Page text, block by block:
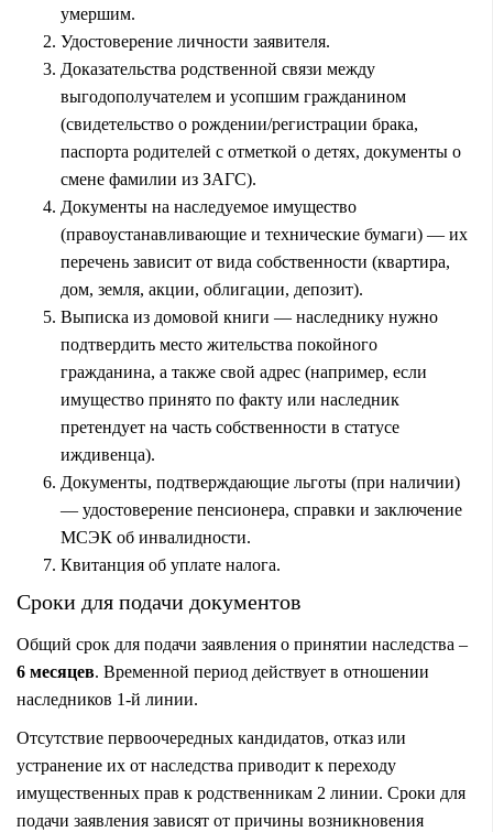
умершим.
Удостоверение личности заявителя.
Доказательства родственной связи между
выгодополучателем и усопшим гражданином
(свидетельство о рождении/регистрации брака,
паспорта родителей с отметкой о детях, документы о
смене фамилии из ЗАГС).
Документы на наследуемое имущество
(правоустанавливающие и технические бумаги) — их
перечень зависит от вида собственности (квартира,
дом, земля, акции, облигации, депозит).
Выписка из домовой книги — наследнику нужно
подтвердить место жительства покойного
гражданина, а также свой адрес (например, если
имущество принято по факту или наследник
претендует на часть собственности в статусе
иждивенца).
Документы, подтверждающие льготы (при наличии)
— удостоверение пенсионера, справки и заключение
МСЭК об инвалидности.
Квитанция об уплате налога.
Сроки для подачи документов
Общий срок для подачи заявления о принятии наследства –
6 месяцев. Временной период действует в отношении
наследников 1-й линии.
Отсутствие первоочередных кандидатов, отказ или
устранение их от наследства приводит к переходу
имущественных прав к родственникам 2 линии. Сроки для
подачи заявления зависят от причины возникновения